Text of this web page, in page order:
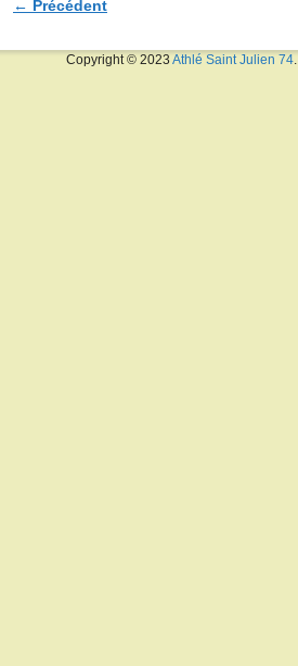
Navigation des images
← Précédent
Copyright © 2023 Athlé Saint Julien 74